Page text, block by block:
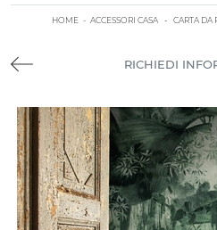
HOME - ACCESSORI CASA - CARTA DA
RICHIEDI